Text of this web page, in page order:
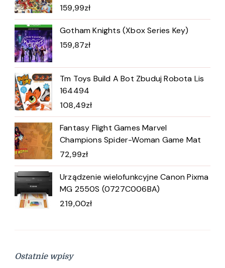
159,99zł
Gotham Knights (Xbox Series Key)
159,87zł
Tm Toys Build A Bot Zbuduj Robota Lis
164494
108,49zł
Fantasy Flight Games Marvel
Champions Spider-Woman Game Mat
72,99zł
Urządzenie wielofunkcyjne Canon Pixma
MG 2550S (0727C006BA)
219,00zł
Ostatnie wpisy